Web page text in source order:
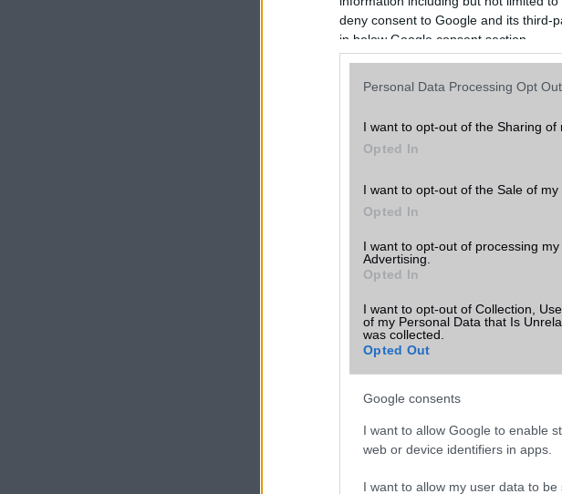
deny consent to Google and its third-
in below Google consent section.
Personal Data Processing Opt
I want to opt-out of the Sharing of
Opted In
I want to opt-out of the Sale of my
Opted In
I want to opt-out of processing
Advertising.
Opted In
I want to opt-out of Collection,
of my Personal Data that Is
was collected.
Opted Out
Google consents
I want to allow Google to enable
web or device identifiers in apps.
I want to allow my user data to